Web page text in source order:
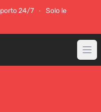
24/7
Solo le